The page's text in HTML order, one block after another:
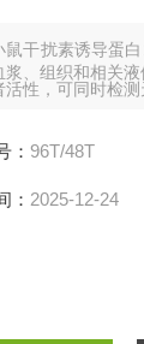
鼠干扰素诱导蛋
浆、组织和相关
活性，可同时检
： 96T/48T
： 2025-12-24